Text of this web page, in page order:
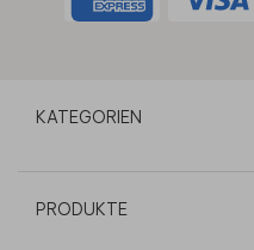
KATEGORIEN
PRODUKTE